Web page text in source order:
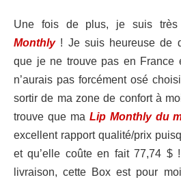
Une fois de plus, je suis très
Monthly! Je suis heureuse de
que je ne trouve pas en France
n’aurais pas forcément osé
sortir de ma zone de confort à
trouve que ma Lip Monthly du
excellent rapport qualité/prix
et qu’elle coûte en fait 77,74 $
livraison, cette Box est pour